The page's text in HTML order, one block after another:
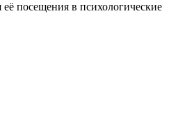
посещения в психологические